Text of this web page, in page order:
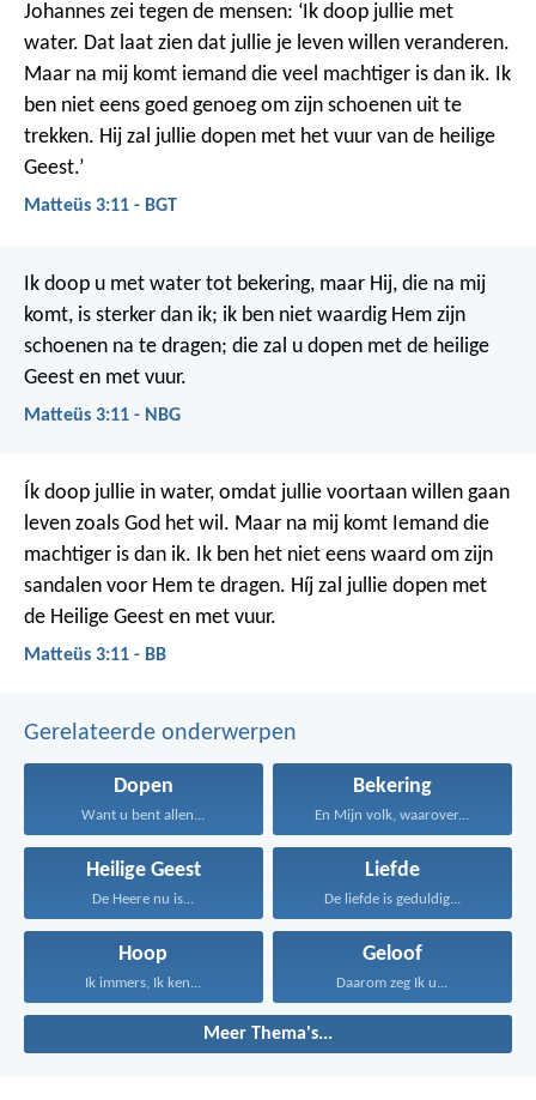
Johannes zei tegen de mensen: ‘Ik doop jullie met
water. Dat laat zien dat jullie je leven willen veranderen.
Maar na mij komt iemand die veel machtiger is dan ik. Ik
ben niet eens goed genoeg om zijn schoenen uit te
trekken. Hij zal jullie dopen met het vuur van de heilige
Geest.’
Matteüs 3:11 - BGT
Ik doop u met water tot bekering, maar Hij, die na mij
komt, is sterker dan ik; ik ben niet waardig Hem zijn
schoenen na te dragen; die zal u dopen met de heilige
Geest en met vuur.
Matteüs 3:11 - NBG
Ík doop jullie in water, omdat jullie voortaan willen gaan
leven zoals God het wil. Maar na mij komt Iemand die
machtiger is dan ik. Ik ben het niet eens waard om zijn
sandalen voor Hem te dragen. Híj zal jullie dopen met
de Heilige Geest en met vuur.
Matteüs 3:11 - BB
Gerelateerde onderwerpen
Dopen
Want u bent allen...
Bekering
En Mijn volk, waarover...
Heilige Geest
De Heere nu is...
Liefde
De liefde is geduldig...
Hoop
Ik immers, Ik ken...
Geloof
Daarom zeg Ik u...
Meer Thema's...